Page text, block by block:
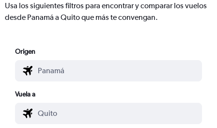
Usa los siguientes filtros para encontrar y comparar los vuelos
desde Panamá a Quito que más te convengan.
Origen
Vuela a